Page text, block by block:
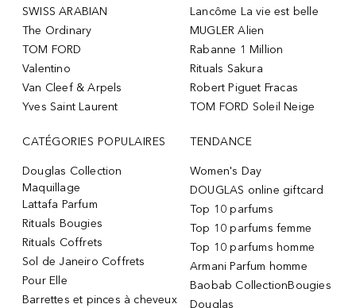
SWISS ARABIAN
The Ordinary
TOM FORD
Valentino
Van Cleef & Arpels
Yves Saint Laurent
Lancôme La vie est belle
MUGLER Alien
Rabanne 1 Million
Rituals Sakura
Robert Piguet Fracas
TOM FORD Soleil Neige
CATÉGORIES POPULAIRES
Douglas Collection
Maquillage
Lattafa Parfum
Rituals Bougies
Rituals Coffrets
Sol de Janeiro Coffrets
Pour Elle
Barrettes et pinces à cheveux
TENDANCE
Women's Day
DOUGLAS online giftcard
Top 10 parfums
Top 10 parfums femme
Top 10 parfums homme
Armani Parfum homme
Baobab CollectionBougies
Douglas